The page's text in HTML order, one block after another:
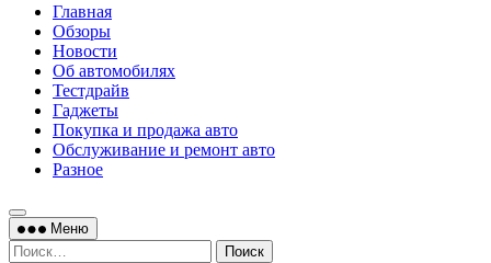
Главная
Обзоры
Новости
Об автомобилях
Тестдрайв
Гаджеты
Покупка и продажа авто
Обслуживание и ремонт авто
Разное
Меню
Найти: